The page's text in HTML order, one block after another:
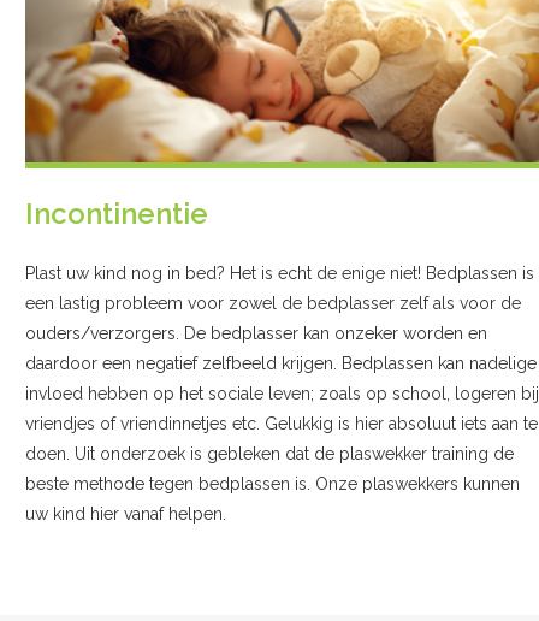
Incontinentie
Plast uw kind nog in bed? Het is echt de enige niet! Bedplassen is
een lastig probleem voor zowel de bedplasser zelf als voor de
ouders/verzorgers. De bedplasser kan onzeker worden en
daardoor een negatief zelfbeeld krijgen. Bedplassen kan nadelige
invloed hebben op het sociale leven; zoals op school, logeren bij
vriendjes of vriendinnetjes etc. Gelukkig is hier absoluut iets aan te
doen. Uit onderzoek is gebleken dat de plaswekker training de
beste methode tegen bedplassen is. Onze plaswekkers kunnen
uw kind hier vanaf helpen.